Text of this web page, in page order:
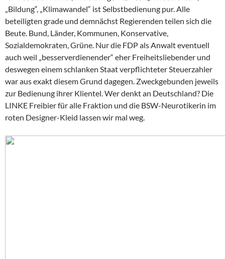
„Bildung“, „Klimawandel“ ist Selbstbedienung pur. Alle
beteiligten grade und demnächst Regierenden teilen sich die
Beute. Bund, Länder, Kommunen, Konservative,
Sozialdemokraten, Grüne. Nur die FDP als Anwalt eventuell
auch weil „besserverdienender“ eher Freiheitsliebender und
deswegen einem schlanken Staat verpflichteter Steuerzahler
war aus exakt diesem Grund dagegen. Zweckgebunden jeweils
zur Bedienung ihrer Klientel. Wer denkt an Deutschland? Die
LINKE Freibier für alle Fraktion und die BSW-Neurotikerin im
roten Designer-Kleid lassen wir mal weg.